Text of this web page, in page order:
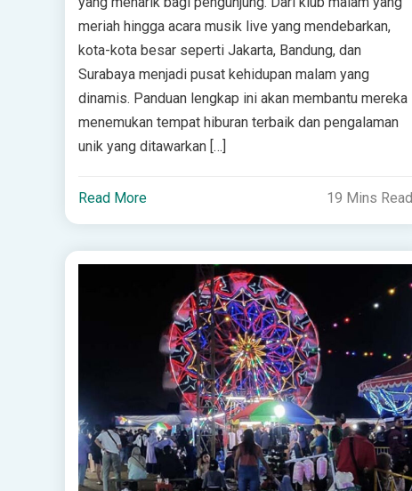
meriah hingga acara musik live yang mendebarkan,
kota-kota besar seperti Jakarta, Bandung, dan
Surabaya menjadi pusat kehidupan malam yang
dinamis. Panduan lengkap ini akan membantu mereka
menemukan tempat hiburan terbaik dan pengalaman
unik yang ditawarkan […]
Read More 19 Mins Read